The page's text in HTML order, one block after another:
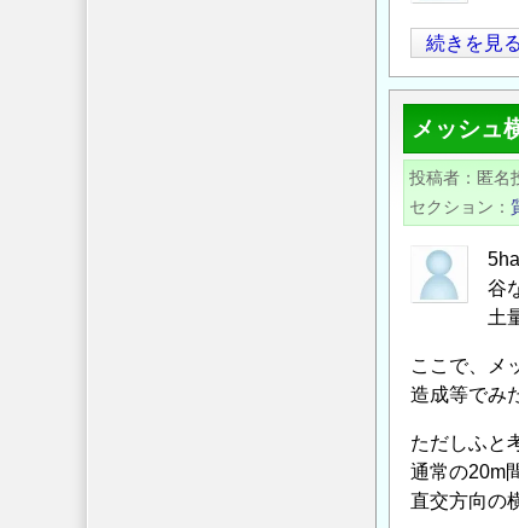
ー】
開
催
の
お
知
ら
せ
の
池
を
埋
め
立
て
造
成
続きを見る
メッシュ
投稿者 匿名
セクション
谷
土
ここで、メ
造成等でみ
ただしふと
通常の20m
直交方向の